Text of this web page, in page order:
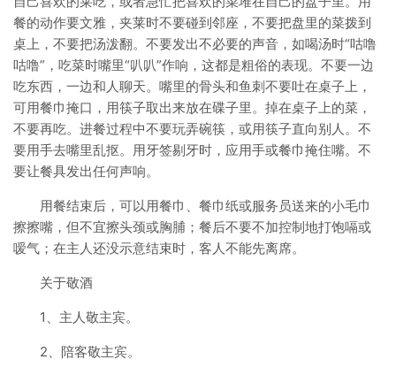
餐的动作要文雅，夹莱时不要碰到邻座，不要把盘里的菜拨到
桌上，不要把汤泼翻。不要发出不必要的声音，如喝汤时“咕噜
咕噜”，吃菜时嘴里“叭叭”作响，这都是粗俗的表现。不要一边
吃东西，一边和人聊天。嘴里的骨头和鱼刺不要吐在桌子上，
可用餐巾掩口，用筷子取出来放在碟子里。掉在桌子上的菜，
不要再吃。进餐过程中不要玩弄碗筷，或用筷子直向别人。不
要用手去嘴里乱抠。用牙签剔牙时，应用手或餐巾掩住嘴。不
要让餐具发出任何声响。
用餐结束后，可以用餐巾、餐巾纸或服务员送来的小毛巾
擦擦嘴，但不宜擦头颈或胸脯；餐后不要不加控制地打饱嗝或
嗳气；在主人还没示意结束时，客人不能先离席。
关于敬酒
1、主人敬主宾。
2、陪客敬主宾。